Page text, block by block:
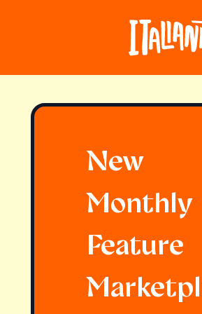
New
Monthly
Feature